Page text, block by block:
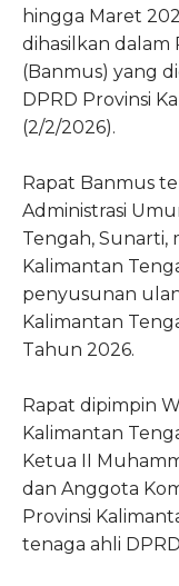
hingga Maret
dihasilkan dalam
(Banmus) yang
DPRD Provinsi
(2/2/2026).
Rapat Banmus
Administrasi
Tengah, Sunarti,
Kalimantan
penyusunan
Kalimantan
Tahun 2026.
Rapat dipimpin
Kalimantan
Ketua II
dan Anggota
Provinsi
tenaga ahli